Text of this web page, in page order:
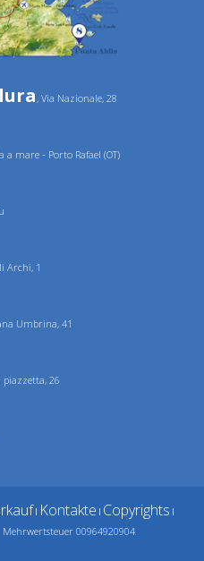
, Via Nazionale, 28
a mare - Porto Rafael (OT)
Archi, 1
Umbrina, 41
piazzetta, 26
| Kontakte | Copyrights |
Mehrwertsteuer 00964920904